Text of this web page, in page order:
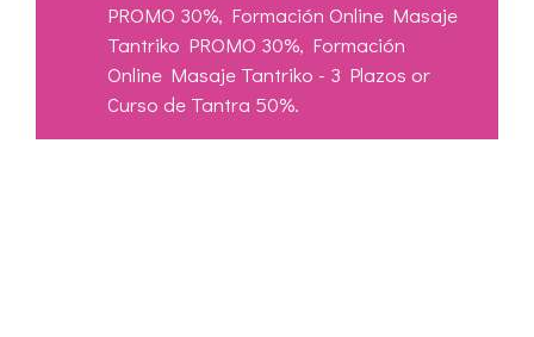
PROMO 30%, Formación Online Masaje
Tantriko PROMO 30%, Formación
Online Masaje Tantriko - 3 Plazos or
Curso de Tantra 50%.